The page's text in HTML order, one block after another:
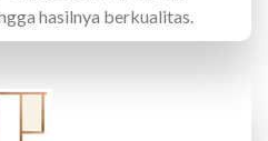
hasilnya berkualitas.